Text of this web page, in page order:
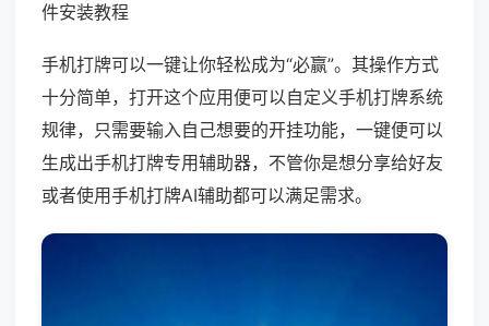
件安装教程
手机打牌可以一键让你轻松成为“必赢”。其操作方式
十分简单，打开这个应用便可以自定义手机打牌系统
规律，只需要输入自己想要的开挂功能，一键便可以
生成出手机打牌专用辅助器，不管你是想分享给好友
或者使用手机打牌AI辅助都可以满足需求。